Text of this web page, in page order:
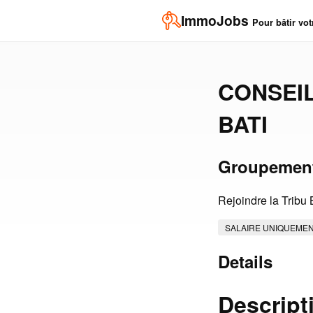
ImmoJobs Pour bâtir
BATI
Rejoindre la Tribu
SALAIRE
Details